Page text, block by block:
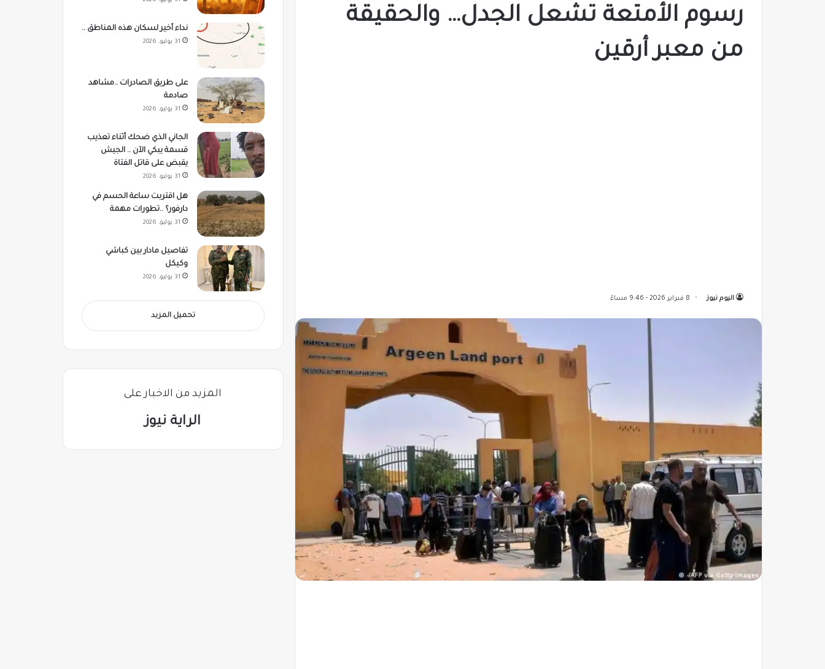
رسوم الأمتعة تشعل الجدل… والحقيقة
من معبر أرقين
اليوم نيوز 8 فبراير 2026 - 9:46 مساءً
نداء أخير لسكان هذه المناطق ..
31 يوليو، 2026
على طريق الصادرات ..مشاهد
صادمة
31 يوليو، 2026
الجاني الذي ضحك أثناء تعذيب
قسمة يبكي الآن .. الجيش
يقبض على قاتل الفتاة
31 يوليو، 2026
هل اقتربت ساعة الحسم في
دارفور؟ ..تطورات مهمة
31 يوليو، 2026
تفاصيل مادار بين كباشي
وكيكل
31 يوليو، 2026
تحميل المزيد
المزيد من الاخبار على
الراية نيوز